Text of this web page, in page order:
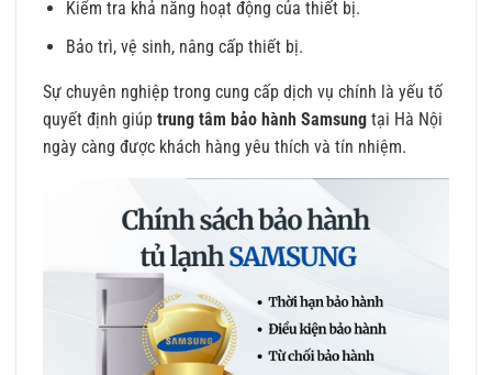
Kiểm tra khả năng hoạt động của thiết bị.
Bảo trì, vệ sinh, nâng cấp thiết bị.
Sự chuyên nghiệp trong cung cấp dịch vụ chính là yếu tố
quyết định giúp trung tâm bảo hành Samsung tại Hà Nội
ngày càng được khách hàng yêu thích và tín nhiệm.